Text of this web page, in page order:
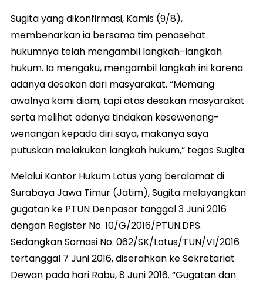
Sugita yang dikonfirmasi, Kamis (9/8),
membenarkan ia bersama tim penasehat
hukumnya telah mengambil langkah-langkah
hukum. Ia mengaku, mengambil langkah ini karena
adanya desakan dari masyarakat. “Memang
awalnya kami diam, tapi atas desakan masyarakat
serta melihat adanya tindakan kesewenang-
wenangan kepada diri saya, makanya saya
putuskan melakukan langkah hukum,” tegas Sugita.
‪Melalui Kantor Hukum Lotus yang beralamat di
Surabaya Jawa Timur (Jatim), Sugita melayangkan
gugatan ke PTUN Denpasar tanggal 3 Juni 2016
dengan Register No. 10/G/2016/PTUN.DPS.
Sedangkan Somasi No. 062/SK/Lotus/TUN/VI/2016
tertanggal 7 Juni 2016, diserahkan ke Sekretariat
Dewan pada hari Rabu, 8 Juni 2016. “Gugatan dan